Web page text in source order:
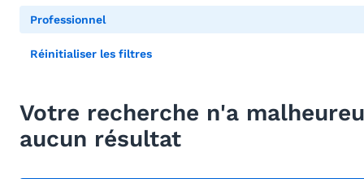
Professionnel
Réinitialiser les filtres
Votre recherche n'a
aucun résultat